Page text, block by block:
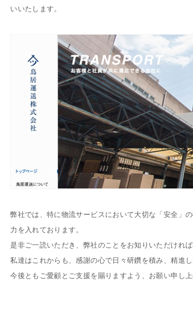
いいたします。
弊社では、特に物流サービスにおいて大切な「安全」
力を入れております。
是非ご一読いただき、弊社のことをお知りいただければ
私達はこれからも、感謝の心で日々研鑽を積み、精進し
今後ともご愛顧とご支援を賜りますよう、お願い申し上